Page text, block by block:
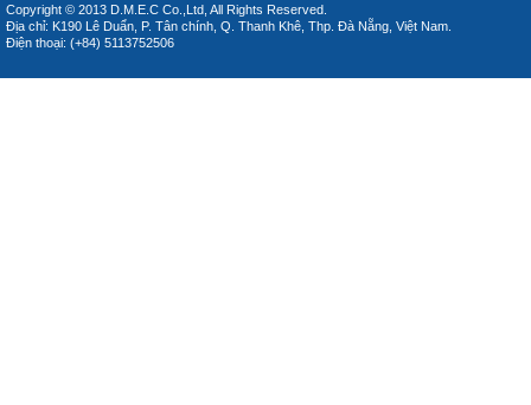
Copyright © 2013 D.M.E.C Co.,Ltd, All Rights Reserved.
Địa chỉ: K190 Lê Duẩn, P. Tân chính, Q. Thanh Khê, Thp. Đà Nẵng, Việt Nam.
Điện thoại: (+84) 5113752506